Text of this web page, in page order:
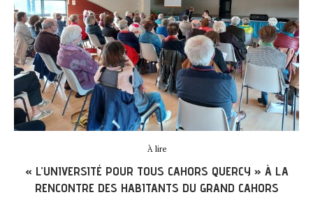
À lire
« L’UNIVERSITÉ POUR TOUS CAHORS QUERCY » À LA
RENCONTRE DES HABITANTS DU GRAND CAHORS